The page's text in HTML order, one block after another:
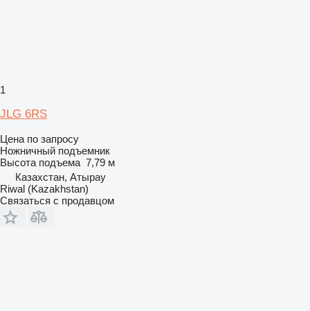
1
JLG 6RS
Цена по запросу
Ножничный подъемник
Высота подъема 7,79 м
Казахстан, Атырау
Riwal (Kazakhstan)
Связаться с продавцом